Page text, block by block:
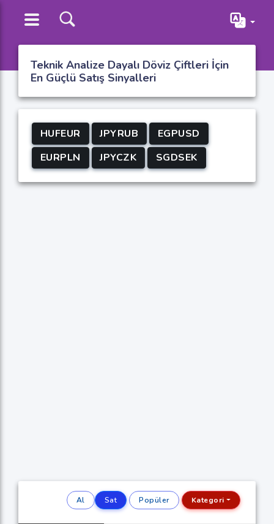
Teknik Analize Dayalı Döviz Çiftleri İçin
En Güçlü Satış Sinyalleri
HUFEUR JPYRUB
EGPUSD
EURPLN
JPYCZK SGDSEK
Al Sat Popüler Kategori